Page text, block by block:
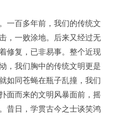
百多年前，我们的传统文
，一败涂地。后来又经过无
修复，已非易事。整个近现
，我们胸中的传统文明更是
如同苍蝇在瓶子乱撞，我们
面而来的文明风暴面前，摇
昔日，学贯古今之士谈笑鸿